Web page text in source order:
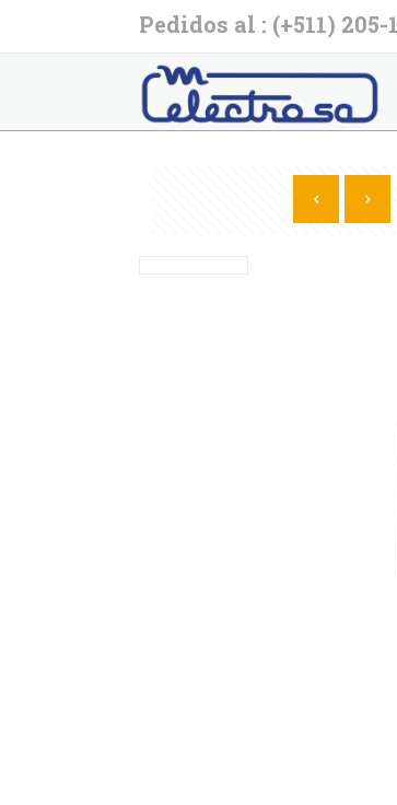
Pedidos al : (+511) 205-